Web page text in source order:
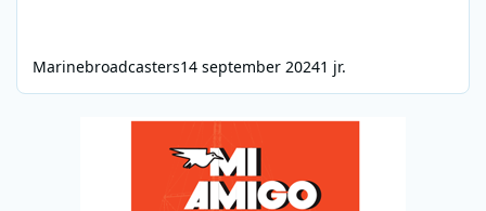
Marinebroadcasters14 september 20241 jr.